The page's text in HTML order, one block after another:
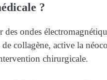
?
des ondes
collagène, active la
chirurgicale.